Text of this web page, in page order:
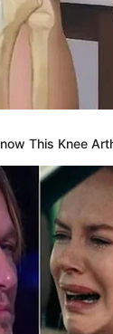
ideias.
12 anos
me alegro mais
de
Chianca há 12
This Knee